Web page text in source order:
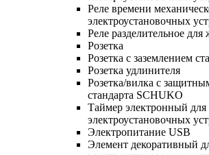
Реле времени
электроустановочных
Реле разделительное для
Розетка
Розетка с заземлением
Розетка удлинителя
Розетка/вилка с
стандарта SCHUKO
Таймер электронный для
электроустановочных
Электропитание USB
Элемент декоративный